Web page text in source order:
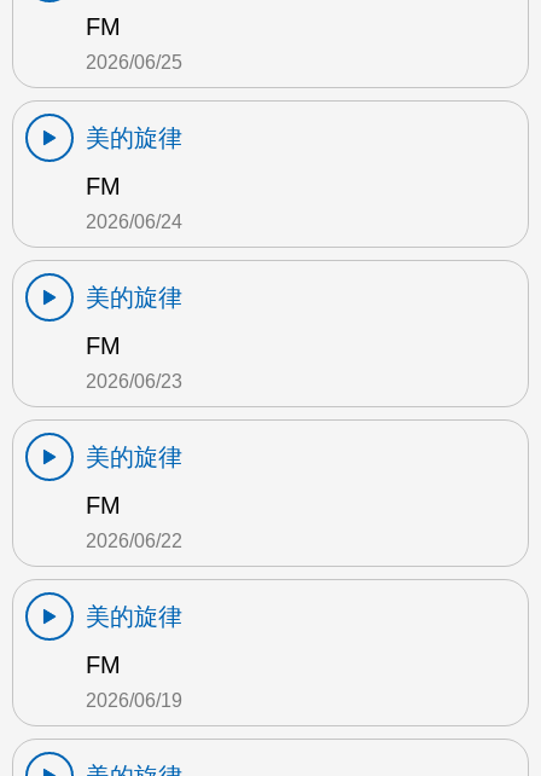
FM
2026/06/25
美的旋律
FM
2026/06/24
美的旋律
FM
2026/06/23
美的旋律
FM
2026/06/22
美的旋律
FM
2026/06/19